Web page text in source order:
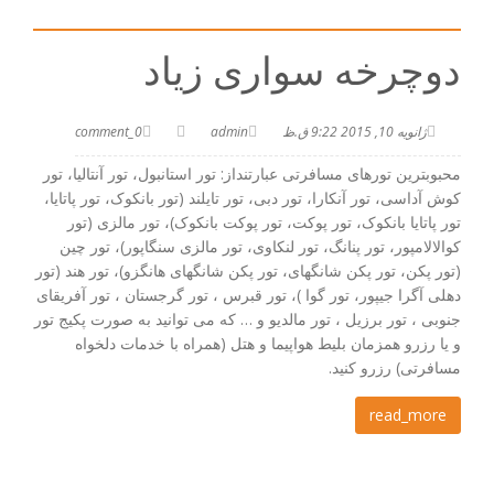
دوچرخه سواری زیاد
ژانویه 10, 2015 9:22 ق.ظ admin
0_comment
محبوبترین تورهای مسافرتی عبارتنداز: تور استانبول، تور آنتالیا، تور
کوش آداسی، تور آنکارا، تور دبی، تور تایلند (تور بانکوک، تور پاتایا،
تور پاتایا بانکوک، تور پوکت، تور پوکت بانکوک)، تور مالزی (تور
کوالالامپور، تور پنانگ، تور لنکاوی، تور مالزی سنگاپور)، تور چین
(تور پکن، تور پکن شانگهای، تور پکن شانگهای هانگزو)، تور هند (تور
دهلی آگرا جیپور، تور گوا )، تور قبرس ، تور گرجستان ، تور آفریقای
جنوبی ، تور برزیل ، تور مالدیو و … که می توانید به صورت پکیج تور
و یا رزرو همزمان بلیط هواپیما و هتل (همراه با خدمات دلخواه
مسافرتی) رزرو کنید.
read_more